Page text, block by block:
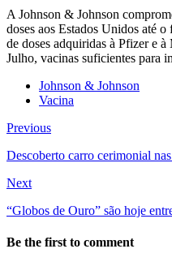
A Johnson & Johnson
doses aos Estados Unidos até
de doses adquiridas à Pfizer e
Julho, vacinas suficientes para
Johnson & Johnson
Vacina
Previous
Descoberto carro cerimonial
Next
“Globos de Ouro” são hoje
Be the first to comment